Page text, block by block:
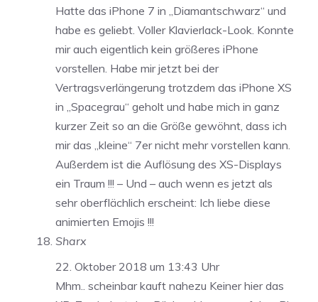
Hatte das iPhone 7 in „Diamantschwarz“ und
habe es geliebt. Voller Klavierlack-Look. Konnte
mir auch eigentlich kein größeres iPhone
vorstellen. Habe mir jetzt bei der
Vertragsverlängerung trotzdem das iPhone XS
in „Spacegrau“ geholt und habe mich in ganz
kurzer Zeit so an die Größe gewöhnt, dass ich
mir das „kleine“ 7er nicht mehr vorstellen kann.
Außerdem ist die Auflösung des XS-Displays
ein Traum !!! – Und – auch wenn es jetzt als
sehr oberflächlich erscheint: Ich liebe diese
animierten Emojis !!!
Sharx
22. Oktober 2018 um 13:43 Uhr
Mhm.. scheinbar kauft nahezu Keiner hier das